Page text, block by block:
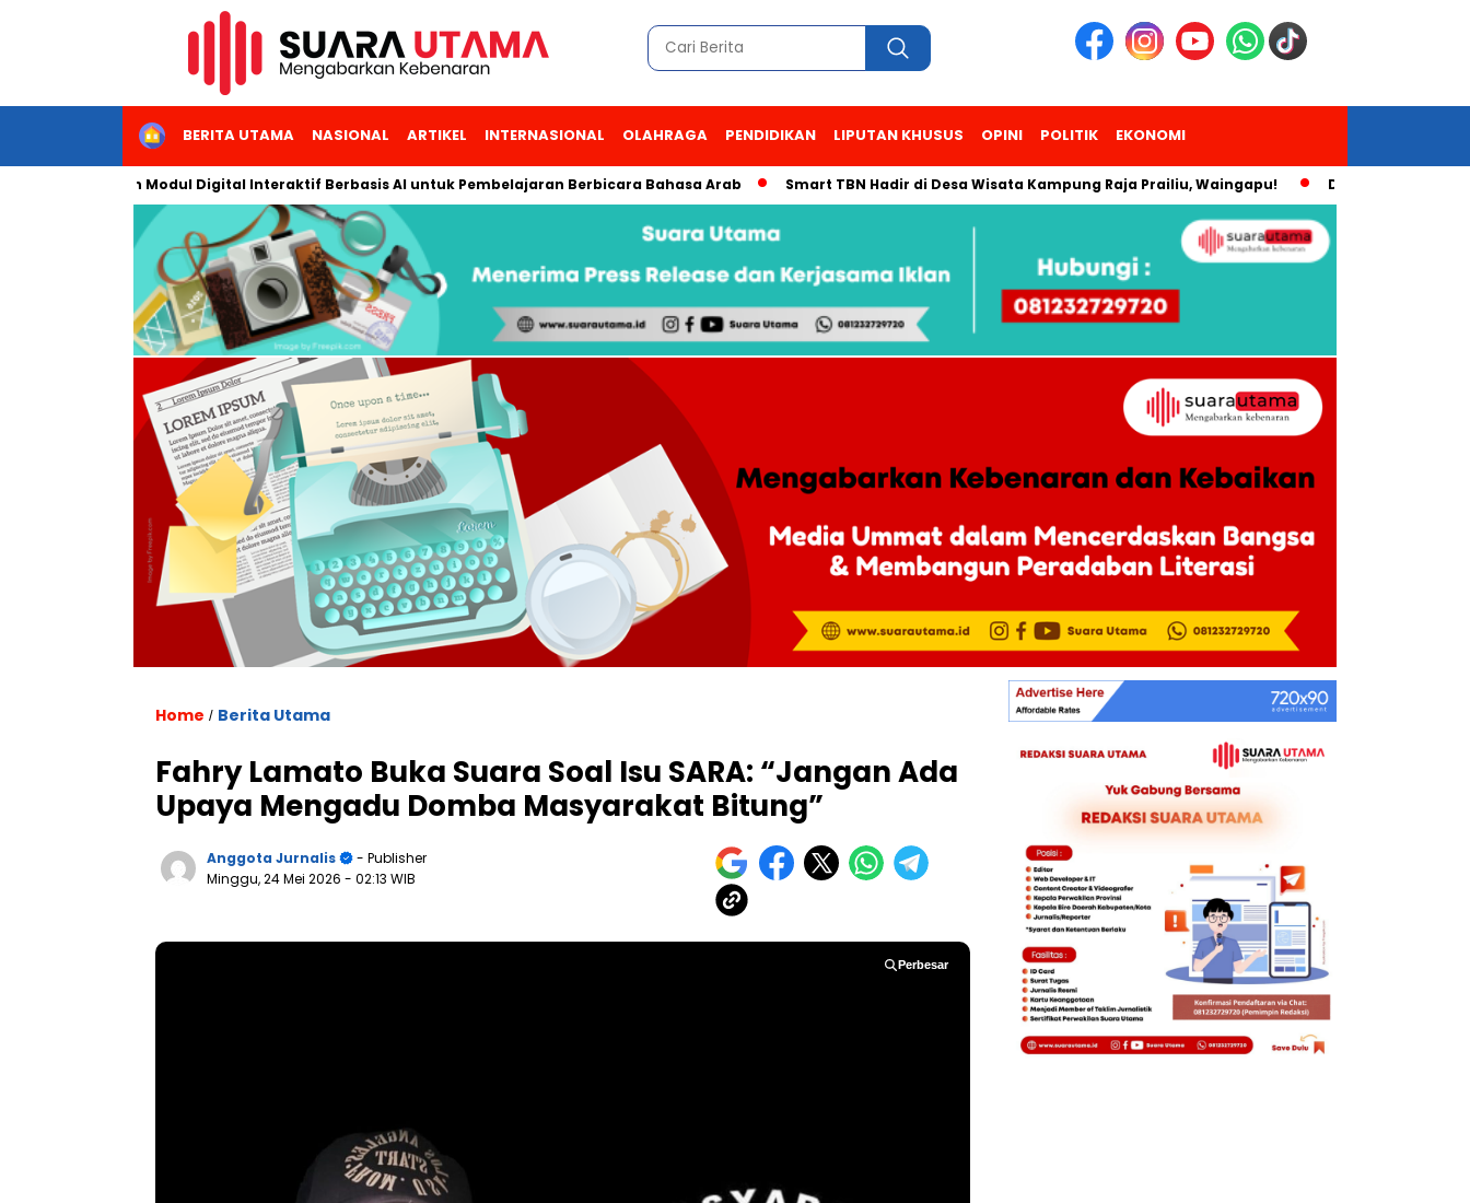
HOMEBERITA UTAMA NASIONAL ARTIKEL INTERNASIONAL OLAHRAGA PENDIDIKAN LIPUTAN KHUSUS OPINI POLITIK EKONOMI
Modul Digital Interaktif Berbasis AI untuk Pembelajaran Berbicara Bahasa Arab Smart TBN Hadir di Desa Wisata Kampung Raja Prailiu, Waingapu! Dua Pendaki Gunung
Home / Berita Utama
Fahry Lamato Buka Suara Soal Isu SARA: “Jangan Ada
Upaya Mengadu Domba Masyarakat Bitung”
Anggota Jurnalis
- Publisher
Minggu, 24 Mei 2026 - 02:13 WIB
Perbesar
Perbesar